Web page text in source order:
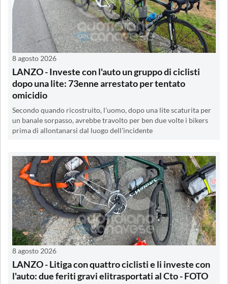
8 agosto 2026
LANZO - Investe con l'auto un gruppo di ciclisti
dopo una lite: 73enne arrestato per tentato
omicidio
Secondo quando ricostruito, l'uomo, dopo una lite scaturita per
un banale sorpasso, avrebbe travolto per ben due volte i bikers
prima di allontanarsi dal luogo dell'incidente
8 agosto 2026
LANZO - Litiga con quattro ciclisti e li investe con
l'auto: due feriti gravi elitrasportati al Cto - FOTO